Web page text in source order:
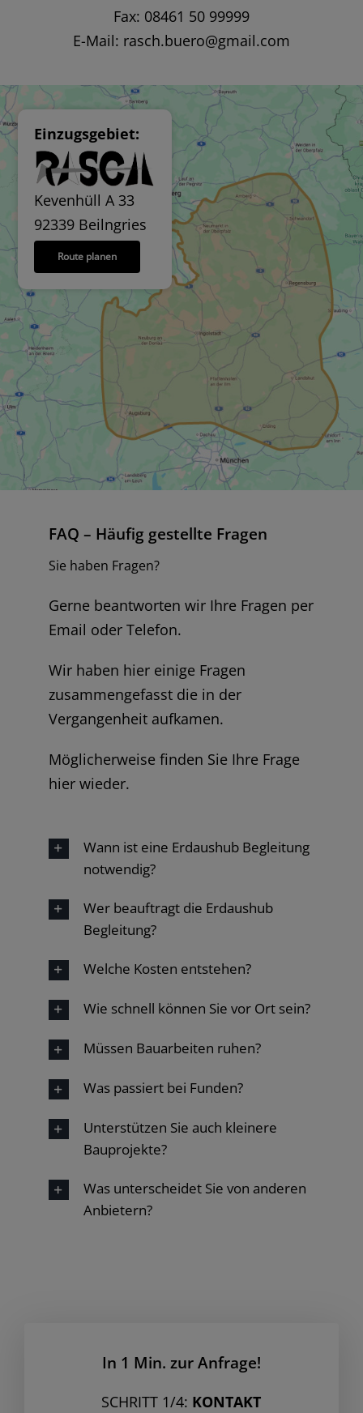
Fax: 08461 50 99999
E-Mail: rasch.buero@gmail.com
Einzugsgebiet:
Kevenhüll A 33
92339 Beilngries
Route planen
FAQ – Häufig gestellte Fragen
Sie haben Fragen?
Gerne beantworten wir Ihre Fragen per
Email oder Telefon.
Wir haben hier einige Fragen
zusammengefasst die in der
Vergangenheit aufkamen.
Möglicherweise finden Sie Ihre Frage
hier wieder.
Wann ist eine Erdaushub Begleitung
notwendig?
Wer beauftragt die Erdaushub
Begleitung?
Welche Kosten entstehen?
Wie schnell können Sie vor Ort sein?
Müssen Bauarbeiten ruhen?
Was passiert bei Funden?
Unterstützen Sie auch kleinere
Bauprojekte?
Was unterscheidet Sie von anderen
Anbietern?
In 1 Min. zur Anfrage!
SCHRITT 1/4: KONTAKT